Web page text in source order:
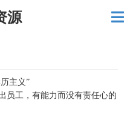
源
主义”
员工，有能力而没有责任心的